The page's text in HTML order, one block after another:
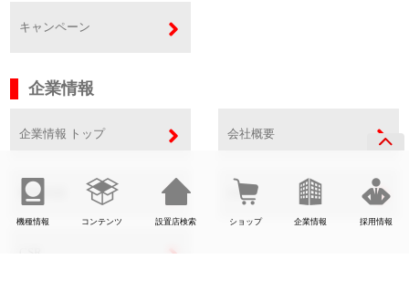
機種情報 コンテンツ 設置店検索 ショップ 企業情報 採用情報
キャンペーン
企業情報
企業情報 トップ 会社概要
事業内容 SDGs